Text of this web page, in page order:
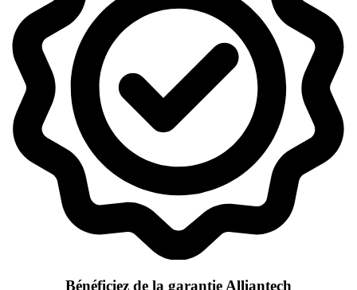
Bénéficiez de la garantie Alliantech